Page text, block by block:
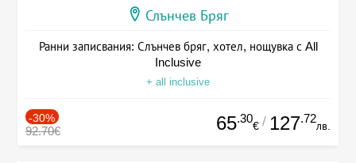
Слънчев Бряг
Ранни записвания: Слънчев бряг, хотел, нощувка с All
Inclusive
+ all inclusive
-30%
92.70€ 65.30
€ / 127.72
лв.